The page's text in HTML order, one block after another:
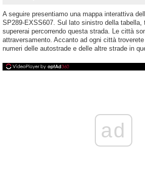
A seguire presentiamo una mappa interattiva
SP289-EXSS607. Sul lato sinistro della tabella,
supererai percorrendo questa strada. Le città
attraversamento. Accanto ad ogni città
numeri delle autostrade e delle altre strade in
ad